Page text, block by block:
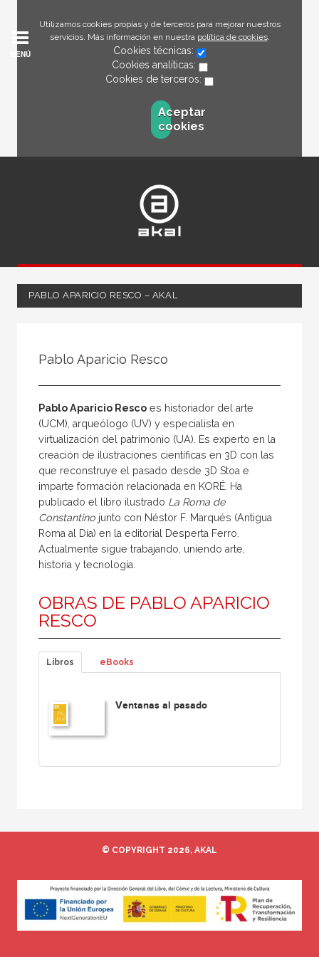
Utilizamos cookies propias y de terceros para mejorar nuestros
servicios. Más información en nuestra política de cookies.
Cookies técnicas:
Cookies analíticas:
Cookies de terceros:
Aceptar
cookies
MENÚ
PABLO APARICIO RESCO – AKAL
Coordinador
Editor
Editora
Escritor
Escritora
Prologuista
Traductora
Pablo Aparicio Resco
Pablo Aparicio Resco es historiador del arte
(UCM), arqueólogo (UV) y especialista en
virtualización del patrimonio (UA). Es experto en la
creación de ilustraciones científicas en 3D con las
que reconstruye el pasado desde 3D Stoa e
imparte formación relacionada en KORÉ. Ha
publicado el libro ilustrado La Roma de
Constantino junto con Néstor F. Marqués (Antigua
Roma al Día) en la editorial Desperta Ferro.
Actualmente sigue trabajando, uniendo arte,
historia y tecnología.
OBRAS DE PABLO APARICIO
RESCO
Libros eBooks
Ventanas al pasado
© COPYRIGHT 2026, AKAL